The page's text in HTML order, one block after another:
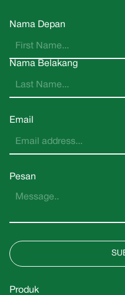
Nama Depan
Nama Belakang
Email
Pesan
Produk